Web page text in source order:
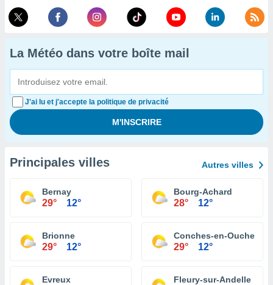
La Météo dans votre boîte mail
J'ai lu et j'accepte la politique de privacité
Principales villes Autres villes
Bernay
29° 12°
Bourg-Achard
28° 12°
Brionne
29° 12°
Conches-en-Ouche
29° 12°
Evreux Fleury-sur-Andelle